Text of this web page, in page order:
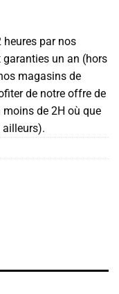
heures par nos
garanties un an (hors
magasins de
de notre offre de
de 2H où que
ailleurs).